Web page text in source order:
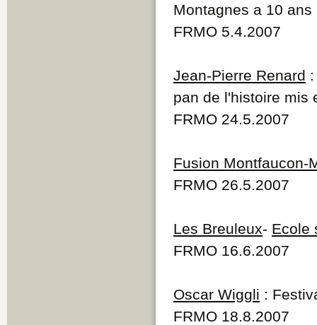
Montagnes a 10 ans
FRMO 5.4.2007
Jean-Pierre Renard
pan de l'histoire mis
FRMO 24.5.2007
Fusion Montfaucon-
FRMO 26.5.2007
Les Breuleux- Ecole
FRMO 16.6.2007
Oscar Wiggli :
FRMO 18.8.2007